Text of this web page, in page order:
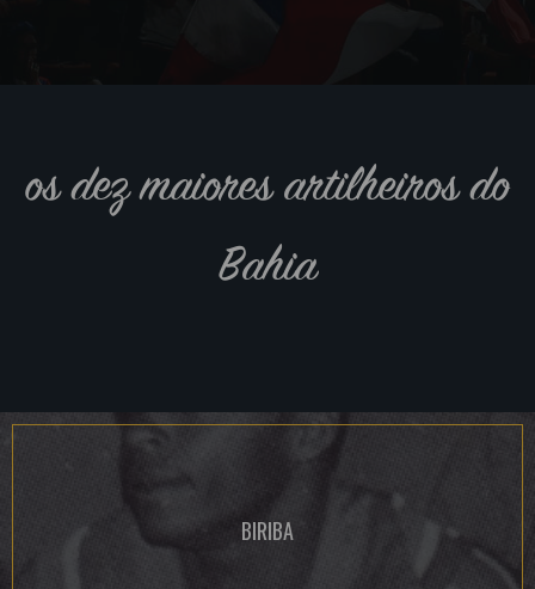
os dez maiores artilheiros do
Bahia
BIRIBA